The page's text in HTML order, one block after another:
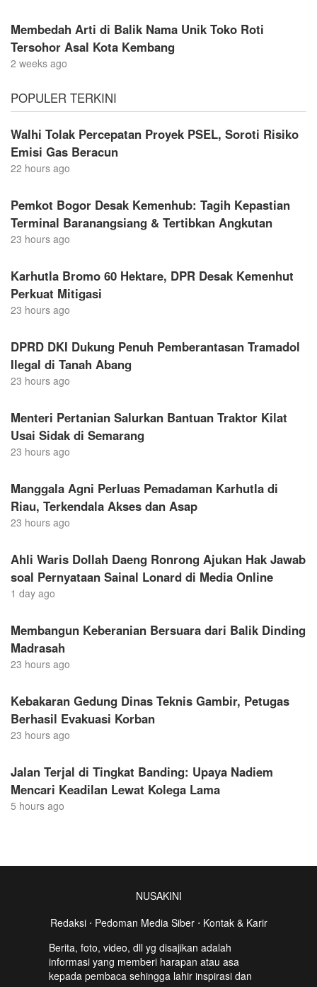
Membedah Arti di Balik Nama Unik Toko Roti
Tersohor Asal Kota Kembang
2 weeks ago
POPULER TERKINI
Walhi Tolak Percepatan Proyek PSEL, Soroti Risiko
Emisi Gas Beracun
22 hours ago
Pemkot Bogor Desak Kemenhub: Tagih Kepastian
Terminal Baranangsiang & Tertibkan Angkutan
23 hours ago
Karhutla Bromo 60 Hektare, DPR Desak Kemenhut
Perkuat Mitigasi
23 hours ago
DPRD DKI Dukung Penuh Pemberantasan Tramadol
Ilegal di Tanah Abang
23 hours ago
Menteri Pertanian Salurkan Bantuan Traktor Kilat
Usai Sidak di Semarang
23 hours ago
Manggala Agni Perluas Pemadaman Karhutla di
Riau, Terkendala Akses dan Asap
23 hours ago
Ahli Waris Dollah Daeng Ronrong Ajukan Hak Jawab
soal Pernyataan Sainal Lonard di Media Online
1 day ago
Membangun Keberanian Bersuara dari Balik Dinding
Madrasah
23 hours ago
Kebakaran Gedung Dinas Teknis Gambir, Petugas
Berhasil Evakuasi Korban
23 hours ago
Jalan Terjal di Tingkat Banding: Upaya Nadiem
Mencari Keadilan Lewat Kolega Lama
5 hours ago
NUSAKINI
Redaksi⋅ Pedoman Media Siber⋅ Kontak & Karir
Berita, foto, video, dll yg disajikan adalah
informasi yang memberi harapan atau asa
kepada pembaca sehingga lahir inspirasi dan